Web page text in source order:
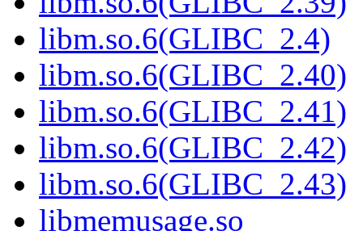
libm.so.6(GLIBC_2.4)
libm.so.6(GLIBC_2.40)
libm.so.6(GLIBC_2.41)
libm.so.6(GLIBC_2.42)
libm.so.6(GLIBC_2.43)
libmemusage.so